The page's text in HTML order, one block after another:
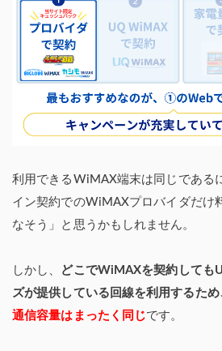
利用できるWiMAX端末は同じである
イン契約でのWiMAXプロバイダだけ
なそう」と思うかもしれません。
しかし、
どこでWiMAXを契約しても
ズが提供している回線を利用するため
通信容量はまったく同じです。